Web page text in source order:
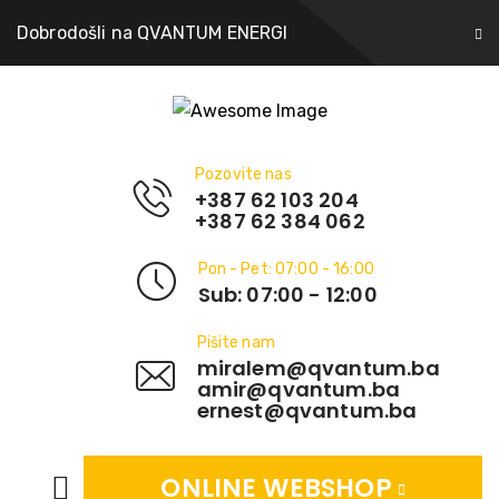
Dobrodošli na QVANTUM ENERGI
Pozovite nas
+387 62 103 204
+387 62 384 062
Pon - Pet: 07:00 - 16:00
Sub: 07:00 - 12:00
Pišite nam
miralem@qvantum.ba
amir@qvantum.ba
ernest@qvantum.ba
ONLINE WEBSHOP